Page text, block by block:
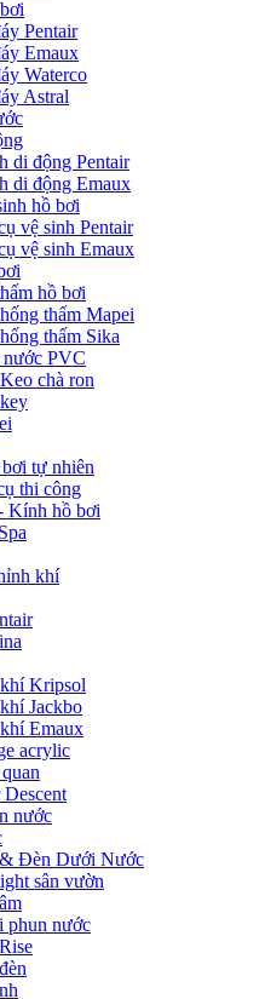
Pentair
Emaux
Waterco
Astral
di động Pentair
di động Emaux
hồ bơi
vệ sinh Pentair
vệ sinh Emaux
hồ bơi
thấm Mapei
thấm Sika
nước PVC
chà ron
tự nhiên
thi công
Kính hồ bơi
khí
Kripsol
Jackbo
Emaux
acrylic
nước
Đèn Dưới Nước
sân vườn
phun nước